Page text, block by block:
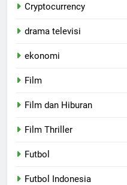
Cryptocurrency
drama televisi
ekonomi
Film
Film dan Hiburan
Film Thriller
Futbol
Futbol Indonesia